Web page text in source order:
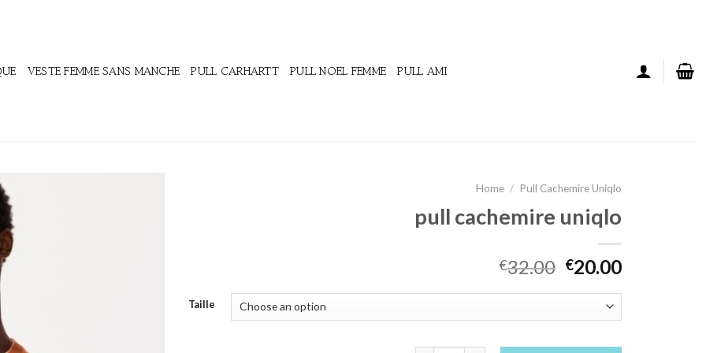
VESTE FEMME SANS MANCHE PULL CARHARTT PULL NOEL FEMME PULL AMI
Home / Pull Cachemire Uniqlo
pull cachemire uniqlo
€32.00 €20.00
Taille